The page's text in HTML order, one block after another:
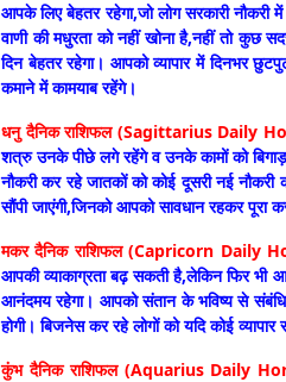
आपके लिए बेहतर रहेगा,जो लोग सरकारी नौकरी
वाणी की मधुरता को नहीं खोना है,नहीं तो कुछ
दिन बेहतर रहेगा। आपको व्यापार में दिनभर
कमाने में कामयाब रहेंगे।
धनु दैनिक राशिफल (Sagittarius Daily
शत्रु उनके पीछे लगे रहेंगे व उनके कामों को
नौकरी कर रहे जातकों को कोई दूसरी नई
सौंपी जाएंगी,जिनको आपको सावधान रहकर
मकर दैनिक राशिफल (Capricorn Daily
आपकी व्याकाग्रता बढ़ सकती है,लेकिन फिर भी
आनंदमय रहेगा। आपको संतान के भविष्य से
होगी। बिजनेस कर रहे लोगों को यदि कोई
कुंभ दैनिक राशिफल (Aquarius Daily